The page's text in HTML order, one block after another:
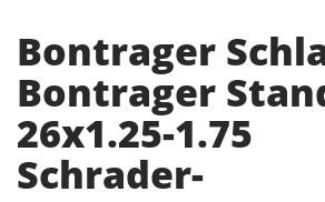
Bontrager
Bontrager
26x1.25-1.75
Schrader-